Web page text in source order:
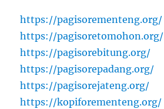
https://pagisorementeng.org/
https://pagisoretomohon.org/
https://pagisorebitung.org/
https://pagisorepadang.org/
https://pagisorejateng.org/
https://kopiforementeng.org/